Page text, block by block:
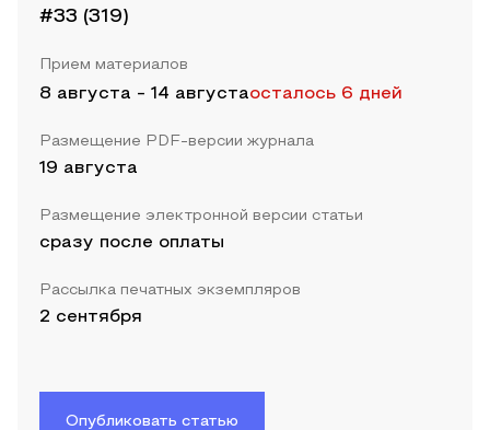
#33 (319)
Прием материалов
8 августа - 14 августаосталось 6 дней
Размещение PDF-версии журнала
19 августа
Размещение электронной версии статьи
сразу после оплаты
Рассылка печатных экземпляров
2 сентября
Опубликовать статью